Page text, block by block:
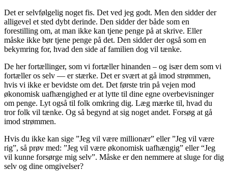
Det er selvfølgelig noget fis. Det ved jeg godt. Men den sidder der
alligevel et sted dybt derinde. Den sidder der både som en
forestilling om, at man ikke kan tjene penge på at skrive. Eller
måske ikke bør tjene penge på det. Den sidder der også som en
bekymring for, hvad den side af familien dog vil tænke.
De her fortællinger, som vi fortæller hinanden – og især dem som vi
fortæller os selv — er stærke. Det er svært at gå imod strømmen,
hvis vi ikke er bevidste om det. Det første trin på vejen mod
økonomisk uafhængighed er at lytte til dine egne overbevisninger
om penge. Lyt også til folk omkring dig. Læg mærke til, hvad du
tror folk vil tænke. Og så begynd at sig noget andet. Forsøg at gå
imod strømmen.
Hvis du ikke kan sige ”Jeg vil være millionær” eller ”Jeg vil være
rig”, så prøv med: ”Jeg vil være økonomisk uafhængig” eller “Jeg
vil kunne forsørge mig selv”. Måske er den nemmere at sluge for dig
selv og dine omgivelser?